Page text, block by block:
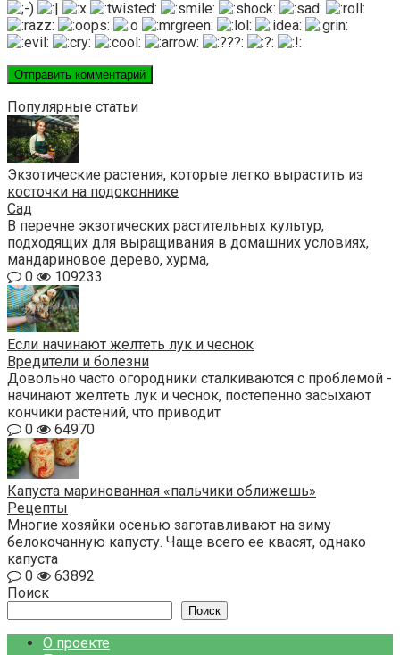
Популярные статьи
Экзотические растения, которые легко вырастить из
косточки на подоконнике
Сад
В перечне экзотических растительных культур,
подходящих для выращивания в домашних условиях,
мандариновое дерево, хурма,
0
109233
Если начинают желтеть лук и чеснок
Вредители и болезни
Довольно часто огородники сталкиваются с проблемой -
начинают желтеть лук и чеснок, постепенно засыхают
кончики растений, что приводит
0
64970
Капуста маринованная «пальчики оближешь»
Рецепты
Многие хозяйки осенью заготавливают на зиму
белокочанную капусту. Чаще всего ее квасят, однако
капуста
0
63892
Поиск
Поиск
О проекте